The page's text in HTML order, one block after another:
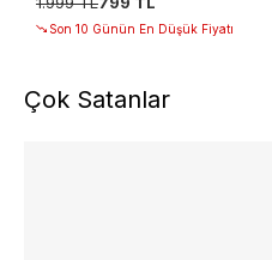
Son 10 Günün En Düşük Fiyatı
Çok Satanlar